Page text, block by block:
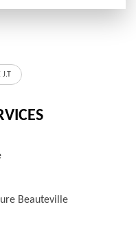
Beauteville